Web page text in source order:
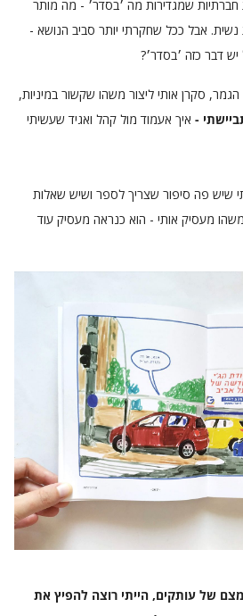
שמגדירות מה ׳בסדר׳ - מה מותר
נשית. אבל ככל שחקרתי יותר סביב הנושא -
דבר כזה ׳בסדר׳?
סקרן אותי ליצור משהו שקשור במיניות,
- איך אעמוד מול קהל ואגיד שעשיתי
שיש פה סיפור שצריך לספר ושיש שאלות
מעסיק אותי - הוא כנראה מעסיק עוד
של עותקים, הייתי רוצה להפיץ את